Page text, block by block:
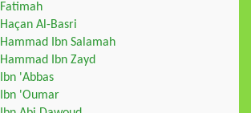
Fatimah
Haçan Al-Basri
Hammad Ibn Salamah
Hammad Ibn Zayd
Ibn 'Abbas
Ibn 'Oumar